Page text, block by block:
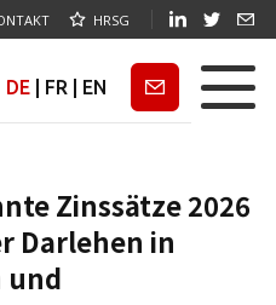
HRSG
DE FR EN Newsletter
Zinssätze 2026
Darlehen in
und